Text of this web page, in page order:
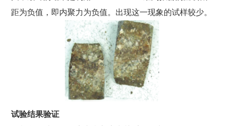
距为负值，即内聚力为负值。出现这一现象的试样较少。
试验结果验证